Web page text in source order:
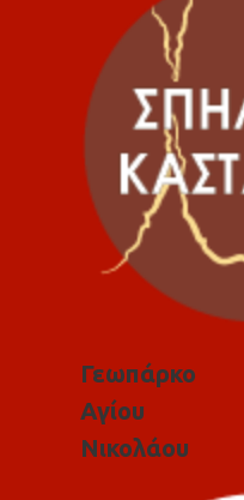
Γεωπάρκο
Αγίου
Νικολάου